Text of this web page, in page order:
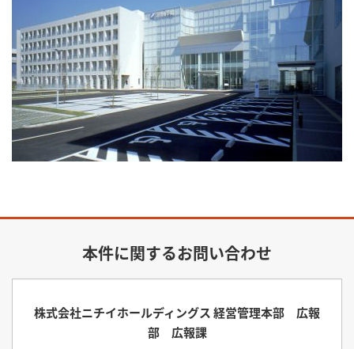
本件に関するお問い合わせ
株式会社ニチイホールディングス 経営管理本部 広報
部 広報課